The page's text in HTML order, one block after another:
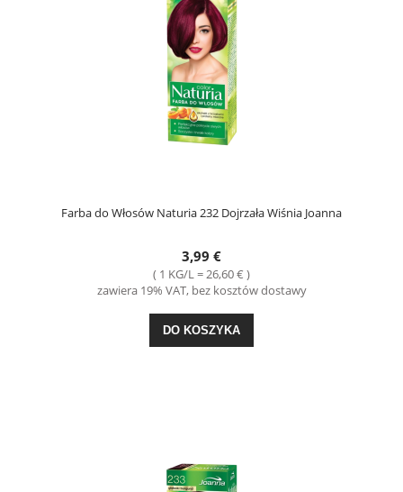
Farba do Włosów Naturia 232 Dojrzała Wiśnia Joanna
3,99 €
( 1 KG/L = 26,60 € )
zawiera 19% VAT, bez kosztów dostawy
DO KOSZYKA